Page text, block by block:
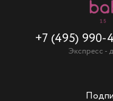
+7 (495) 990-
Экспресс -